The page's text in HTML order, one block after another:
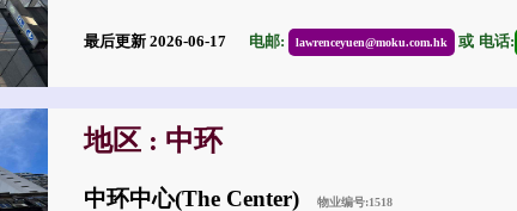
最后更新 2026-06-17 电邮: lawrenceyuen@moku.com.hk 或 电话:
地区 : 中环
中环中心(The Center) 物业编号:1518